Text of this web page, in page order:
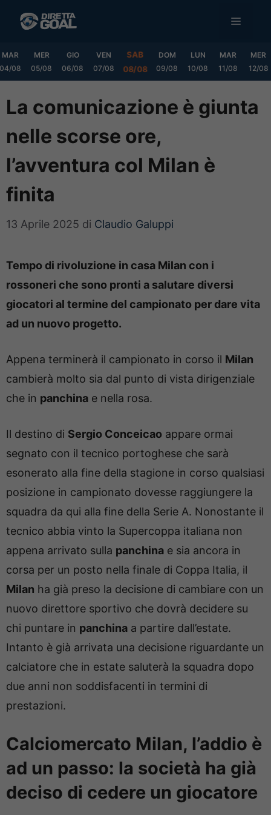
MENU
MAR
04/08
MER
05/08
GIO
06/08
VEN
07/08
SAB
08/08
DOM
09/08
LUN
10/08
MAR
11/08
MER
12/08
La comunicazione è giunta
nelle scorse ore,
l’avventura col Milan è
finita
13 Aprile 2025 di Claudio Galuppi
Tempo di rivoluzione in casa Milan con i
rossoneri che sono pronti a salutare diversi
giocatori al termine del campionato per dare vita
ad un nuovo progetto.
Appena terminerà il campionato in corso il Milan
cambierà molto sia dal punto di vista dirigenziale
che in panchina e nella rosa.
Il destino di Sergio Conceicao appare ormai
segnato con il tecnico portoghese che sarà
esonerato alla fine della stagione in corso qualsiasi
posizione in campionato dovesse raggiungere la
squadra da qui alla fine della Serie A. Nonostante il
tecnico abbia vinto la Supercoppa italiana non
appena arrivato sulla panchina e sia ancora in
corsa per un posto nella finale di Coppa Italia, il
Milan ha già preso la decisione di cambiare con un
nuovo direttore sportivo che dovrà decidere su
chi puntare in panchina a partire dall’estate.
Intanto è già arrivata una decisione riguardante un
calciatore che in estate saluterà la squadra dopo
due anni non soddisfacenti in termini di
prestazioni.
Calciomercato Milan, l’addio è
ad un passo: la società ha già
deciso di cedere un giocatore